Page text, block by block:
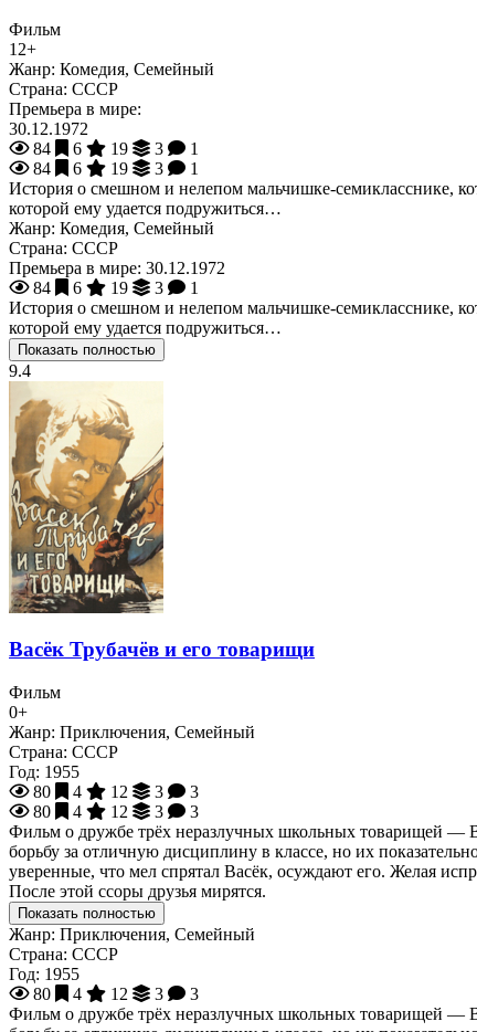
Фильм
12+
Жанр: Комедия, Семейный
Страна: СССР
Премьера в мире:
30.12.1972
84
6 19 3
1
84
6 19 3
1
История о смешном и нелепом мальчишке-семикласснике,
которой ему удается подружиться…
Жанр: Комедия, Семейный
Страна: СССР
Премьера в мире: 30.12.1972
84
6 19 3
1
История о смешном и нелепом мальчишке-семикласснике,
которой ему удается подружиться…
Показать полностью
9.4
Васёк Трубачёв и его товарищи
Фильм
0+
Жанр: Приключения, Семейный
Страна: СССР
Год: 1955
80
4 12 3
3
80
4 12 3
3
Фильм о дружбе трёх неразлучных школьных товарищей —
борьбу за отличную дисциплину в классе, но их
уверенные, что мел спрятал Васёк, осуждают его. Желая
После этой ссоры друзья мирятся.
Показать полностью
Жанр: Приключения, Семейный
Страна: СССР
Год: 1955
80
4 12 3
3
Фильм о дружбе трёх неразлучных школьных товарищей —